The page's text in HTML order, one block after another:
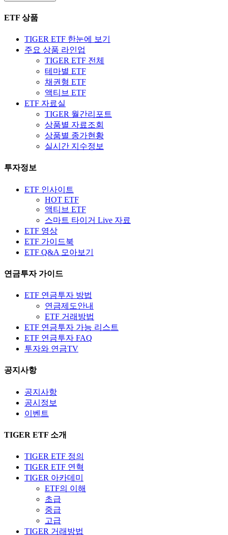
ETF 상품
TIGER ETF 한눈에 보기
주요 상품 라인업
TIGER ETF 전체
테마별 ETF
채권형 ETF
액티브 ETF
ETF 자료실
TIGER 월간리포트
상품별 자료조회
상품별 종가현황
실시간 지수정보
투자정보
ETF 인사이트
HOT ETF
액티브 ETF
스마트 타이거 Live 자료
ETF 영상
ETF 가이드북
ETF Q&A 모아보기
연금투자 가이드
ETF 연금투자 방법
연금제도안내
ETF 거래방법
ETF 연금투자 가능 리스트
ETF 연금투자 FAQ
투자와 연금TV
공지사항
공지사항
공시정보
이벤트
TIGER ETF 소개
TIGER ETF 정의
TIGER ETF 연혁
TIGER 아카데미
ETF의 이해
초급
중급
고급
TIGER 거래방법